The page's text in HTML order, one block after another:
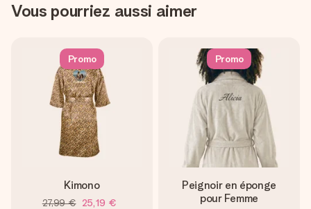
Vous pourriez aussi aimer
Promo
Kimono
27,99 € 25,19 €
Promo
Peignoir en éponge
pour Femme